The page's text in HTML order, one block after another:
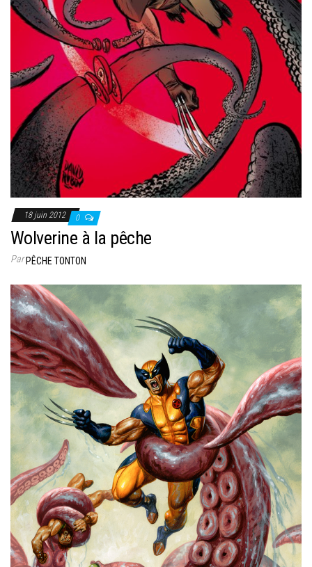
18 juin 2012 0
Wolverine à la pêche
ParPÊCHE TONTON